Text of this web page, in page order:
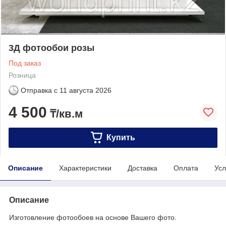
3Д фотообои розы
Под заказ
Розница
Отправка с 11 августа 2026
4 500 ₸/кв.м
Купить
Описание Характеристики Доставка Оплата
Описание
Изготовление фотообоев на основе Вашего фото.